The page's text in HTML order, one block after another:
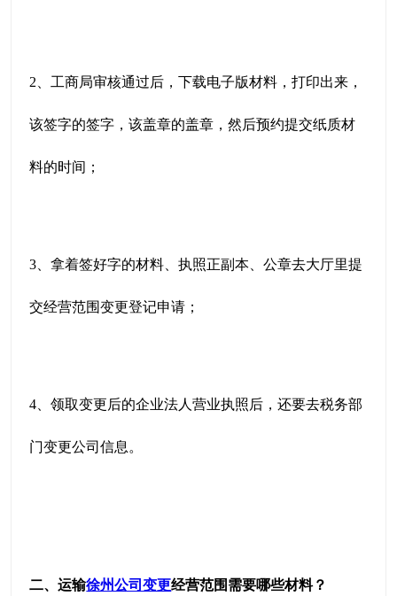
2、工商局审核通过后，下载电子版材料，打印出来，
该签字的签字，该盖章的盖章，然后预约提交纸质材
料的时间；
3、拿着签好字的材料、执照正副本、公章去大厅里提
交经营范围变更登记申请；
4、领取变更后的企业法人营业执照后，还要去税务部
门变更公司信息。
二、运输徐州公司变更经营范围需要哪些材料？